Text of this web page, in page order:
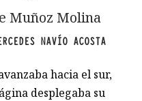
Muñoz Molina
NAVÍO ACOSTA
hacia el sur,
desplegaba su